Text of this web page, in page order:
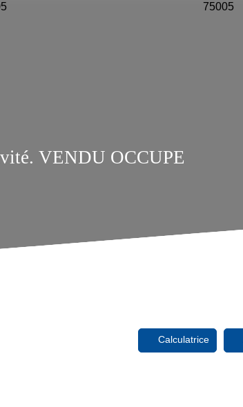
VENDU OCCUPE
Calculatrice